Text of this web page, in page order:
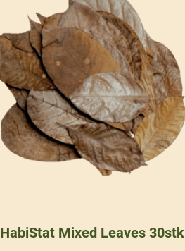
HabiStat Mixed Leaves 30stk